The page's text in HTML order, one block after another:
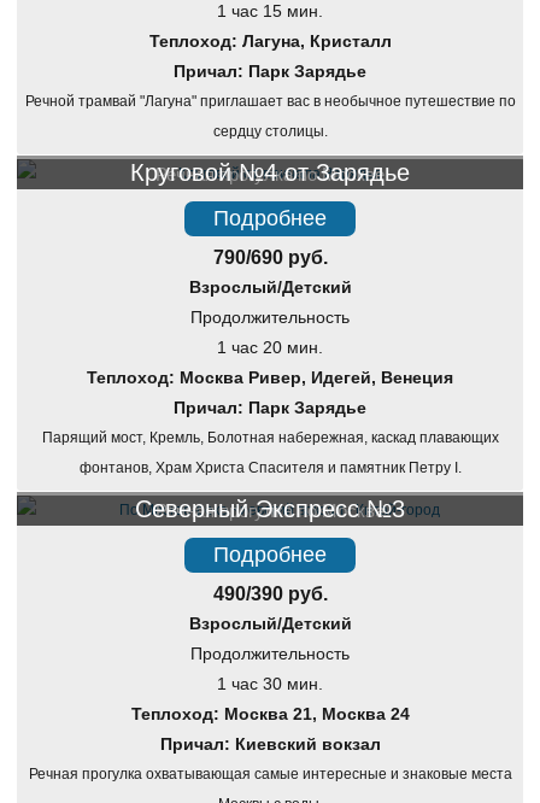
1 час 15 мин.
Теплоход: Лагуна, Кристалл
Причал: Парк Зарядье
Речной трамвай "Лагуна" приглашает вас в необычное путешествие по
сердцу столицы.
Речная прогулка по Москве
Круговой №4 от Зарядье
Подробнее
790/690 руб.
Взрослый/Детский
Продолжительность
1 час 20 мин.
Теплоход: Москва Ривер, Идегей, Венеция
Причал: Парк Зарядье
Парящий мост, Кремль, Болотная набережная, каскад плавающих
фонтанов, Храм Христа Спасителя и памятник Петру I.
Речная прогулка по Москве
Северный Экспресс №3
Подробнее
490/390 руб.
Взрослый/Детский
Продолжительность
1 час 30 мин.
Теплоход: Москва 21, Москва 24
Причал: Киевский вокзал
Речная прогулка охватывающая самые интересные и знаковые места